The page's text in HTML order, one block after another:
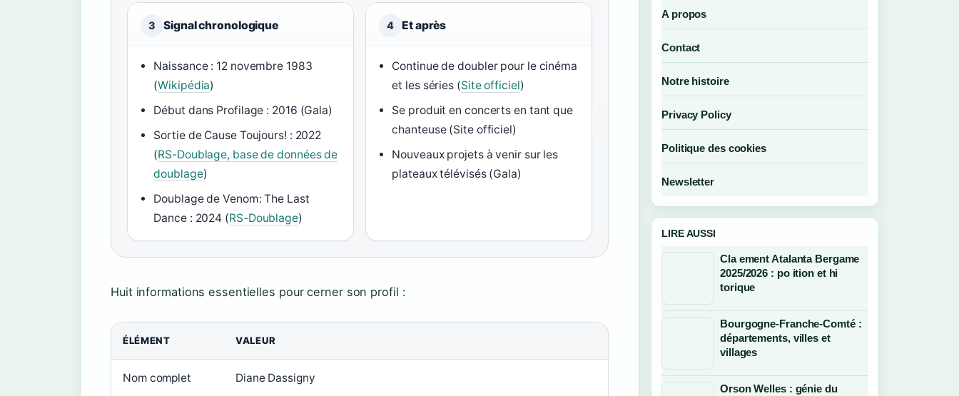
3 Signal chronologique
Naissance : 12 novembre 1983
(Wikipédia)
Début dans Profilage : 2016 (Gala)
Sortie de Cause Toujours! : 2022
(RS-Doublage, base de données de
doublage)
Doublage de Venom: The Last
Dance : 2024 (RS-Doublage)
4 Et après
Continue de doubler pour le cinéma
et les séries (Site officiel)
Se produit en concerts en tant que
chanteuse (Site officiel)
Nouveaux projets à venir sur les
plateaux télévisés (Gala)
Huit informations essentielles pour cerner son profil :
ÉLÉMENT VALEUR
Nom complet Diane Dassigny
A propos
Contact
Notre histoire
Privacy Policy
Politique des cookies
Newsletter
LIRE AUSSI
Cla ement Atalanta Bergame
2025/2026 : po ition et hi
torique
Bourgogne-Franche-Comté :
départements, villes et
villages
Orson Welles : génie du